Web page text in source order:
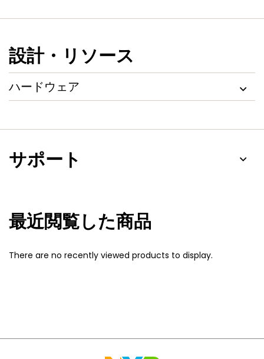
設計・リソース
ハードウェア
サポート
最近閲覧した商品
There are no recently viewed products to display.